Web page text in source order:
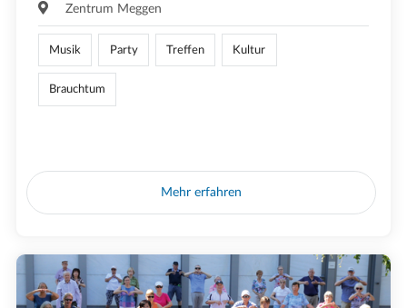
Zentrum Meggen
Musik Party Treffen Kultur
Brauchtum
Mehr erfahren